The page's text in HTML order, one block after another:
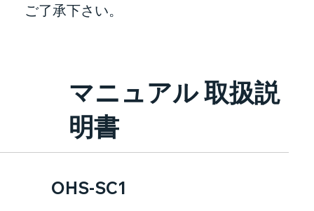
ご了承下さい。
マニュアル 取扱説
明書
OHS-SC1